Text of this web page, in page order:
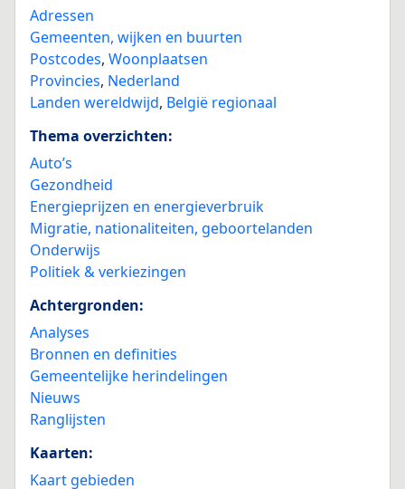
Adressen
Gemeenten, wijken en buurten
Postcodes, Woonplaatsen
Provincies, Nederland
Landen wereldwijd, België regionaal
Thema overzichten:
Auto’s
Gezondheid
Energieprijzen en energieverbruik
Migratie, nationaliteiten, geboortelanden
Onderwijs
Politiek & verkiezingen
Achtergronden:
Analyses
Bronnen en definities
Gemeentelijke herindelingen
Nieuws
Ranglijsten
Kaarten:
Kaart gebieden